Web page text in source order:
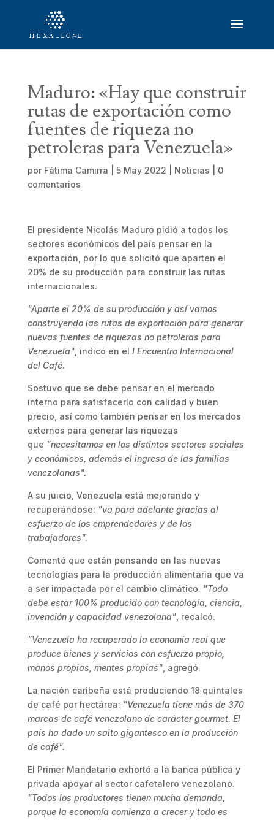
Maduro: «Hay que construir
rutas de exportación como
fuentes de riqueza no
petroleras para Venezuela»
por Fátima Camirra 5 May 2022 Noticias
0
comentarios
El presidente Nicolás Maduro pidió a todos los
sectores económicos del país pensar en la
exportación, por lo que solicitó que aparten el
20% de su producción para construir las rutas
internacionales.
"Aparte el 20% de su producción y así vamos
construyendo las rutas de exportación para generar
nuevas fuentes de riquezas no petroleras para
Venezuela", indicó en el I Encuentro Internacional
del Café.
Sostuvo que se debe pensar en el mercado
interno para satisfacerlo con calidad y buen
precio, así como también pensar en los mercados
externos para generar las riquezas
que "necesitamos en los distintos sectores sociales
y económicos, además el ingreso de las familias
venezolanas".
A su juicio, Venezuela está mejorando y
recuperándose: "va para adelante gracias al
esfuerzo de los emprendedores y de los
trabajadores".
Comentó que están pensando en las nuevas
tecnologías para la producción alimentaria que va
a ser impactada por el cambio climático. "Todo
debe estar 100% producido con tecnología, ciencia,
invención y capacidad venezolana", recalcó.
"Venezuela ha recuperado la economía real que
produce bienes y servicios con esfuerzo propio,
manos propias, mentes propias", agregó.
La nación caribeña está produciendo 18 quintales
de café por hectárea: "Venezuela tiene más de 370
marcas de café venezolano de carácter gourmet. El
país ha dado un salto gigantesco en la producción
de café".
El Primer Mandatario exhortó a la banca pública y
privada apoyar al sector cafetalero venezolano.
"Todos los productores tienen mucha demanda,
porque la economía comienza a crecer y todo es